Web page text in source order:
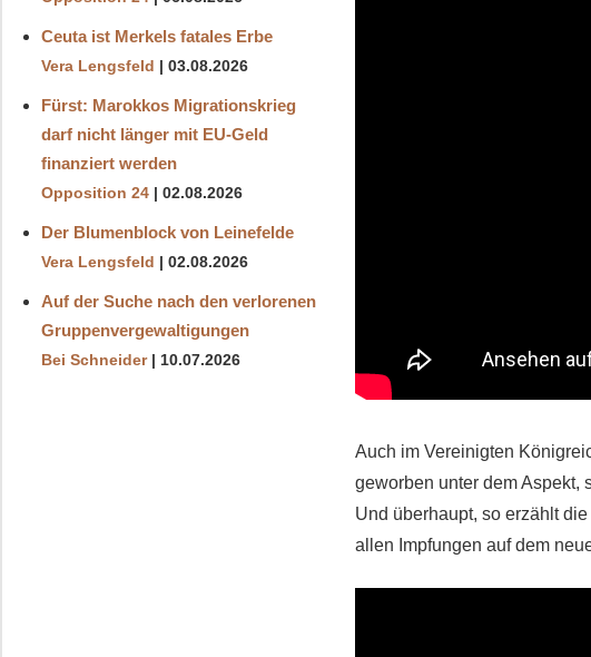
Auch im Vereinigten
geworben unter dem Aspekt,
Und überhaupt, so erzählt
allen Impfungen auf dem
Ceuta ist Merkels fatales Erbe
Vera Lengsfeld 03.08.2026
Fürst: Marokkos Migrationskrieg
darf nicht länger mit EU-Geld
finanziert werden
Opposition 24 02.08.2026
Der Blumenblock von Leinefelde
Vera Lengsfeld 02.08.2026
Auf der Suche nach den verlorenen
Gruppenvergewaltigungen
Bei Schneider 10.07.2026